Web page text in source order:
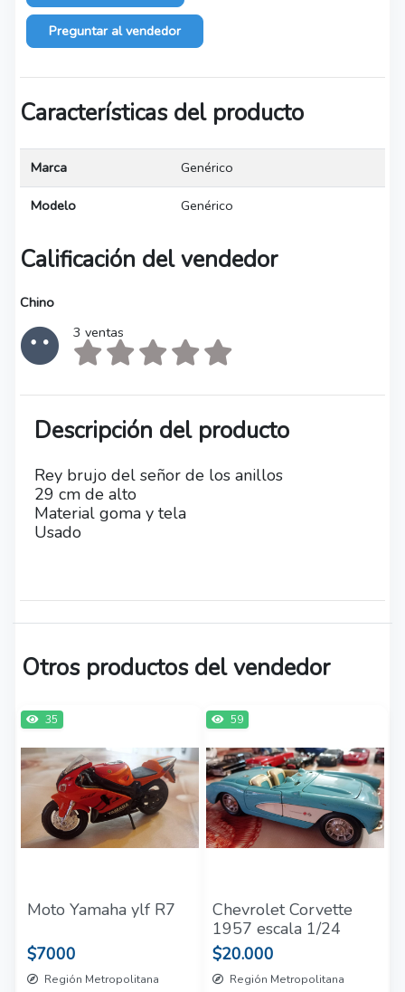
Preguntar al vendedor
Características del producto
Marca Genérico
Modelo Genérico
Calificación del vendedor
Chino
3 ventas
Descripción del producto
Rey brujo del señor de los anillos
29 cm de alto
Material goma y tela
Usado
Otros productos del vendedor
35
Moto Yamaha ylf R7
$7000
Región Metropolitana
59
Chevrolet Corvette
1957 escala 1/24
$20.000
Región Metropolitana